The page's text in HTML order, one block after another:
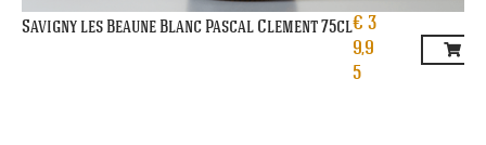
Savigny les Beaune Blanc Pascal Clement 75cl€ 3
9,9
5